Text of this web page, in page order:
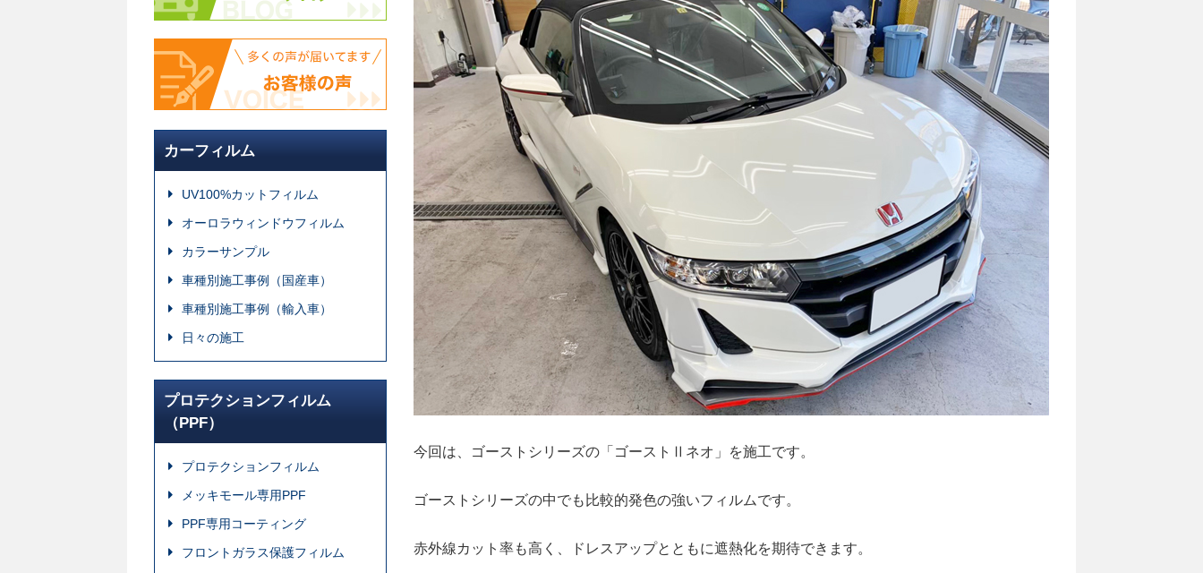
今回は、ゴーストシリーズの「ゴーストⅡネオ」を施工です。
ゴーストシリーズの中でも比較的発色の強いフィルムです。
赤外線カット率も高く、ドレスアップとともに遮熱化を期待できます。
カーフィルム
UV100%カットフィルム
オーロラウィンドウフィルム
カラーサンプル
車種別施工事例（国産車）
車種別施工事例（輸入車）
日々の施工
プロテクションフィルム
（PPF）
プロテクションフィルム
メッキモール専用PPF
PPF専用コーティング
フロントガラス保護フィルム